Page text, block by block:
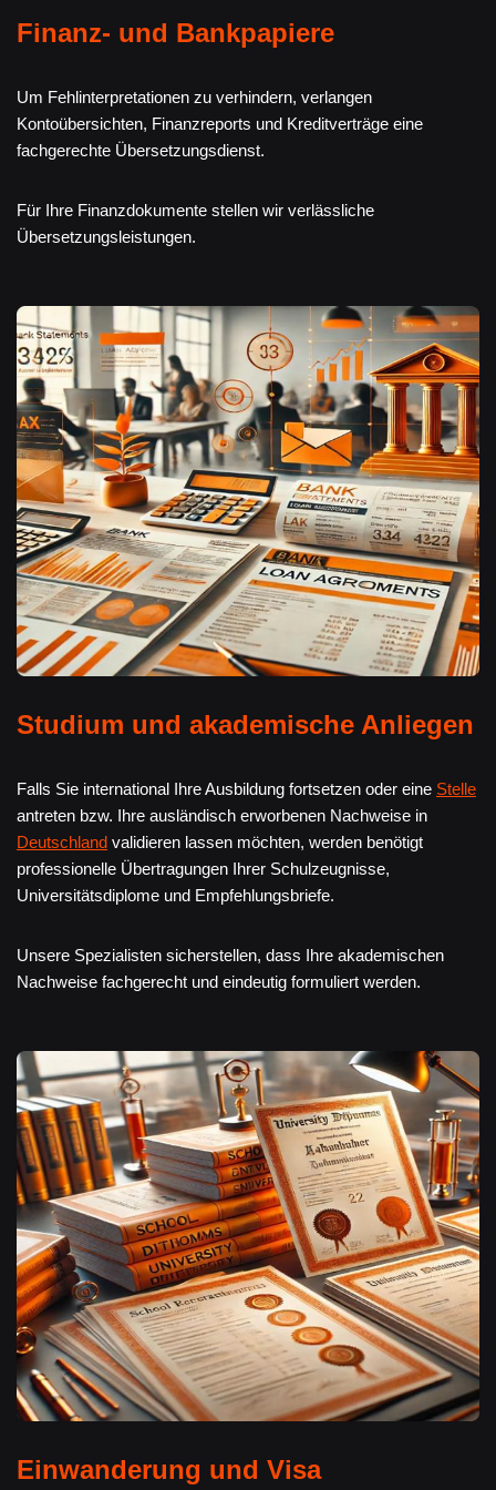
Finanz- und Bankpapiere
Um Fehlinterpretationen zu verhindern, verlangen
Kontoübersichten, Finanzreports und Kreditverträge eine
fachgerechte Übersetzungsdienst.
Für Ihre Finanzdokumente stellen wir verlässliche
Übersetzungsleistungen.
Studium und akademische Anliegen
Falls Sie international Ihre Ausbildung fortsetzen oder eine Stelle
antreten bzw. Ihre ausländisch erworbenen Nachweise in
Deutschland validieren lassen möchten, werden benötigt
professionelle Übertragungen Ihrer Schulzeugnisse,
Universitätsdiplome und Empfehlungsbriefe.
Unsere Spezialisten sicherstellen, dass Ihre akademischen
Nachweise fachgerecht und eindeutig formuliert werden.
Einwanderung und Visa